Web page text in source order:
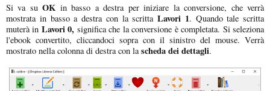
Si va suOK in basso a destra per iniziare la conversione, che verrà
mostrata in basso a destra con la scrittaLavori 1. Quando tale scritta
muterà in Lavori 0, significa che la conversione è completata. Si seleziona
l'ebook convertito, cliccandoci sopra con il sinistro del mouse. Verrà
mostrato nella colonna di destra con lascheda dei dettagli.